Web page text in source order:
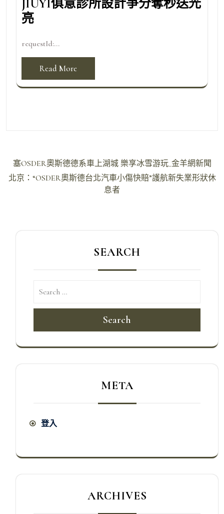
JIUYI俱意診所設計爭分奪秒送光
亮
requestId:...
Read More
文
章
塞OSDER奧斯德德系車上湖城 樂享冰雪游玩_金羊網新聞
北京：“OSDER奧斯德台北汽車小傷快賠”護航新失業形狀休
息者
SEARCH
Search
META
登入
ARCHIVES